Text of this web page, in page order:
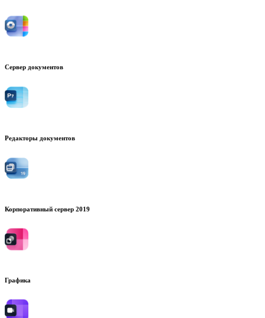
Сервер документов
Редакторы документов
Корпоративный сервер 2019
Графика